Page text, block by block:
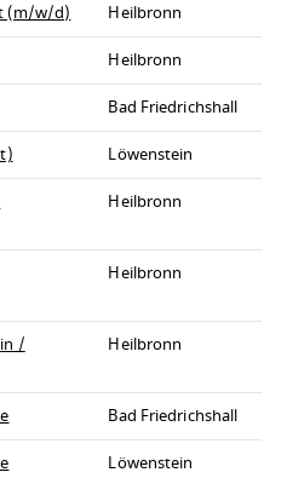
(m/w/d)
Heilbronn
Heilbronn
Bad Friedrichshall
Löwenstein
Heilbronn
Heilbronn
/
Heilbronn
Bad Friedrichshall
Löwenstein